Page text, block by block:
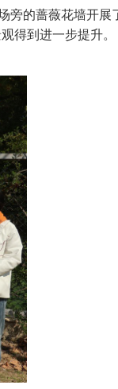
旁的蔷薇花墙开展
得到进一步提升。